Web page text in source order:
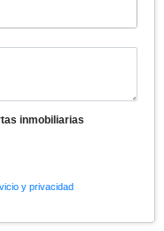
inmobiliarias
y privacidad